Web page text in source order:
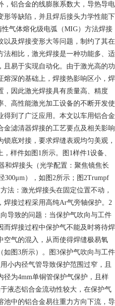
，铝合金的线膨胀系数大，导热导电
形等缺陷，并且焊后接头力学性能下
气体熔化级电弧（MIG）方法焊接
以及焊接变形大等问题，制约了其在
法相比，激光焊接是一种功能多、适
且易于实现自动化。由于激光高的功
熔深的基础上，焊接热影响区小，焊
，因此激光焊接具有质量高、精度
高性能激光加工设备的不断开发使
到了广泛应用。本文以车用铝合金
滤清器焊接的工艺要点及相关影响
底对接，要求焊缝表观均匀美观，
样件如图1所示。图1样件1设备、
和焊接头（光学配置：聚焦镜焦长
300μm），如图2所示；图2Trumpf
法：激光焊接头在固定位置不动，
焊接过程采用高纯Ar气旁轴保护。2
导致的问题：当保护气吹向与工件
而焊接过程中保护气不能及时将待焊
空气的混入，从而使得焊缝极易氧
图3所示）。图3保护气吹向与工件
小内径气管导致保护范围过窄，且
为4mm单铜管保护气保护，且样
液态铝合金流动性较大，在保护气
池中的铝合金易往重力方向下流，导